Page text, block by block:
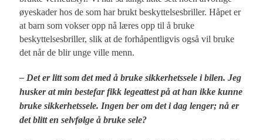
øyeskader hos de som har brukt beskyttelsesbriller. Håpet er
at barn som vokser opp nå læres opp til å bruke
beskyttelsesbriller, slik at de forhåpentligvis også vil bruke
det når de blir unge ville menn.
– Det er litt som det med å bruke sikkerhetssele i bilen. Jeg
husker at min bestefar fikk legeattest på at han ikke kunne
bruke sikkerhetssele. Ingen ber om det i dag lenger; nå er
det blitt en selvfølge å bruke sele?